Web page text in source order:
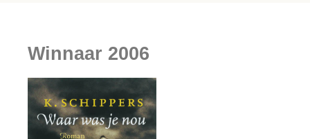
Winnaar 2006